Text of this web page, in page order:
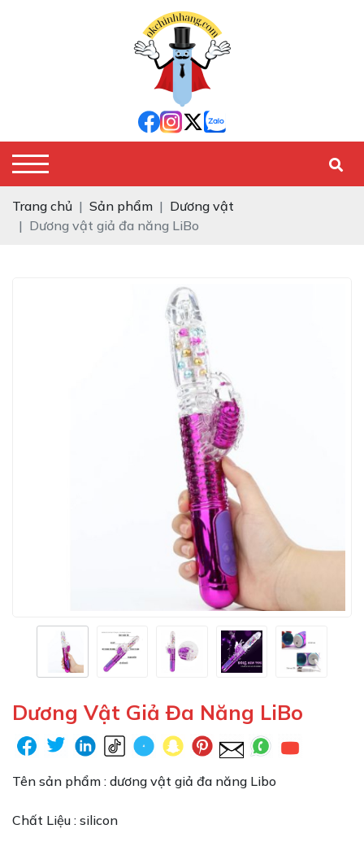
Trang chủ Sản phẩm
Dương vật
Dương vật giả đa năng LiBo
Dương Vật Giả Đa Năng LiBo
Tên sản phẩm : dương vật giả đa năng Libo
Chất Liệu : silicon